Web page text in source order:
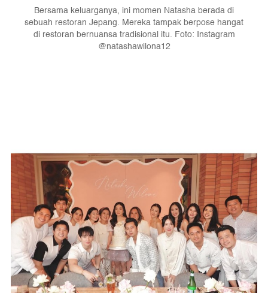
Bersama keluarganya, ini momen Natasha berada di
sebuah restoran Jepang. Mereka tampak berpose hangat
di restoran bernuansa tradisional itu. Foto: Instagram
@natashawilona12